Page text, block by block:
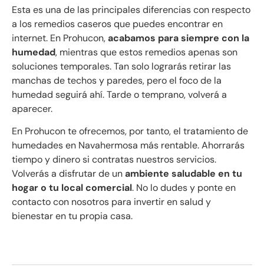
Esta es una de las principales diferencias con respecto
a los remedios caseros que puedes encontrar en
internet. En Prohucon,acabamos para siempre con la
humedad, mientras que estos remedios apenas son
soluciones temporales. Tan solo lograrás retirar las
manchas de techos y paredes, pero el foco de la
humedad seguirá ahí. Tarde o temprano, volverá a
aparecer.
En Prohucon te ofrecemos, por tanto, el tratamiento de
humedades en Navahermosa más rentable. Ahorrarás
tiempo y dinero si contratas nuestros servicios.
Volverás a disfrutar de unambiente saludable en tu
hogar o tu local comercial. No lo dudes y ponte en
contacto con nosotros para invertir en salud y
bienestar en tu propia casa.